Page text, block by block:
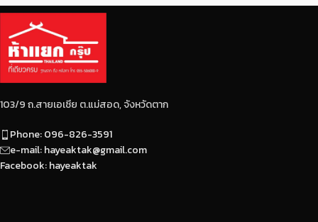
103/9 ถ.สายเอเซีย ต.แม่สอด, จังหวัดตาก
Phone: 096-826-3591
e-mail: hayeaktak@gmail.com
Facebook: hayeaktak